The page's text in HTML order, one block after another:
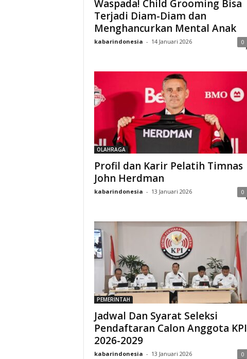
Waspada! Child Grooming Bisa
Terjadi Diam-Diam dan
Menghancurkan Mental Anak
kabarindonesia - 14 Januari 2026 0
OLAHRAGA
Profil dan Karir Pelatih Timnas
John Herdman
kabarindonesia - 13 Januari 2026 0
PEMERINTAH
Jadwal Dan Syarat Seleksi
Pendaftaran Calon Anggota KPI
2026-2029
kabarindonesia - 13 Januari 2026 0